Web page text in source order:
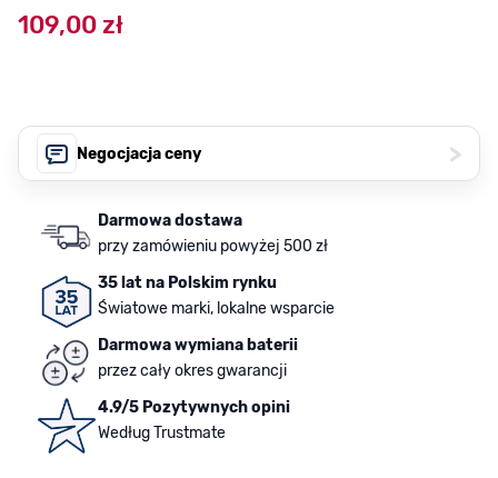
109,00 zł
Negocjacja ceny >
Darmowa dostawa
przy zamówieniu powyżej 500 zł
35 lat na Polskim rynku
Światowe marki, lokalne wsparcie
Darmowa wymiana baterii
przez cały okres gwarancji
4.9/5 Pozytywnych opini
Według Trustmate